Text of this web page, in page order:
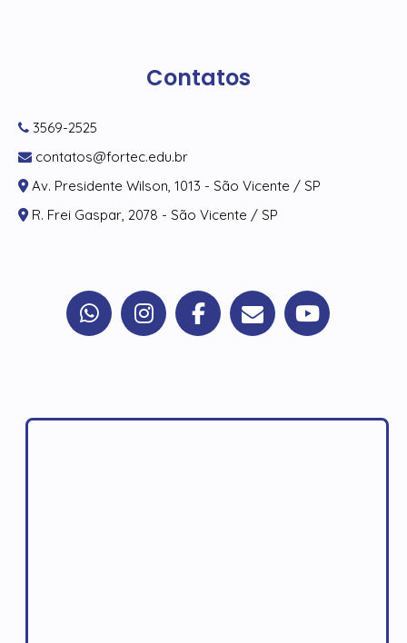
Contatos
3569-2525
contatos@fortec.edu.br
Av. Presidente Wilson, 1013 - São Vicente / SP
R. Frei Gaspar, 2078 - São Vicente / SP